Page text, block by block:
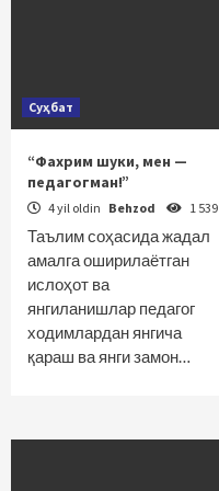
Суҳбат
“Фахрим шуки, мен —
педагогман!”
4 yil oldin Behzod 1 539
Таълим соҳасида жадал
амалга оширилаётган
ислоҳот ва
янгиланишлар педагог
ходимлардан янгича
қараш ва янги замон…